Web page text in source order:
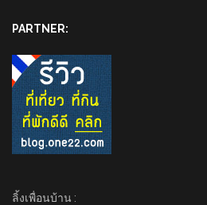
PARTNER:
ลิ้งเพื่อนบ้าน :